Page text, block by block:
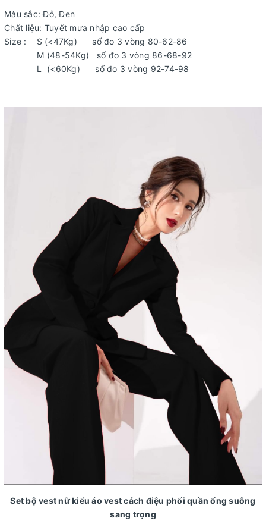
Màu sắc: Đỏ, Đen
Chất liệu: Tuyết mưa nhập cao cấp
Size : S (<47Kg) số đo 3 vòng 80-62-86
M (48-54Kg) số đo 3 vòng 86-68-92
L (<60Kg) số đo 3 vòng 92-74-98
Set bộ vest nữ kiểu áo vest cách điệu phối quần ống suông
sang trọng